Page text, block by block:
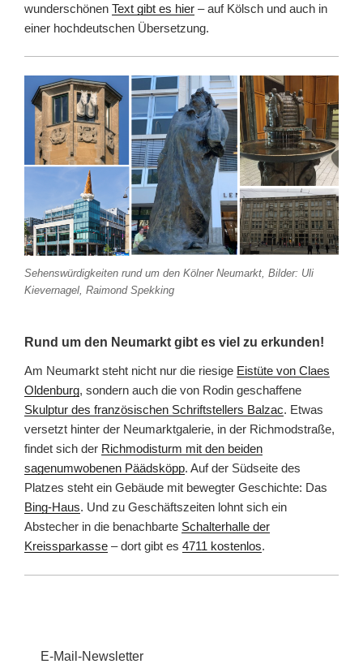
wunderschönen Text gibt es hier – auf Kölsch und auch in
einer hochdeutschen Übersetzung.
Sehenswürdigkeiten rund um den Kölner Neumarkt, Bilder: Uli
Kievernagel, Raimond Spekking
Rund um den Neumarkt gibt es viel zu erkunden!
Am Neumarkt steht nicht nur die riesige Eistüte von Claes
Oldenburg, sondern auch die von Rodin geschaffene
Skulptur des französischen Schriftstellers Balzac. Etwas
versetzt hinter der Neumarktgalerie, in der Richmodstraße,
findet sich der Richmodisturm mit den beiden
sagenumwobenen Päädsköpp. Auf der Südseite des
Platzes steht ein Gebäude mit bewegter Geschichte: Das
Bing-Haus. Und zu Geschäftszeiten lohnt sich ein
Abstecher in die benachbarte Schalterhalle der
Kreissparkasse – dort gibt es 4711 kostenlos.
E-Mail-Newsletter